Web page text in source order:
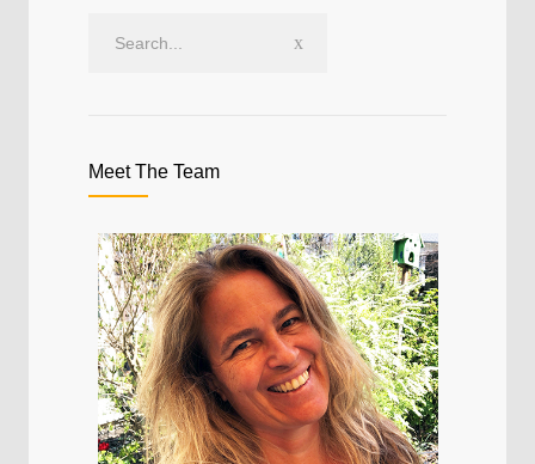
Meet The Team